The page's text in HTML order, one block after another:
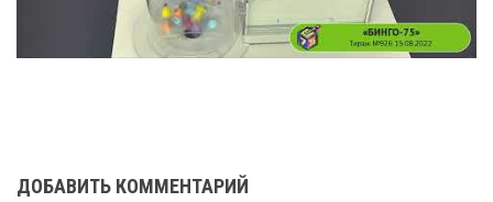
ДОБАВИТЬ КОММЕНТАРИЙ